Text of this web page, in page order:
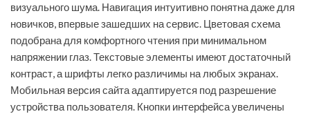
визуального шума. Навигация интуитивно понятна даже для
новичков, впервые зашедших на сервис. Цветовая схема
подобрана для комфортного чтения при минимальном
напряжении глаз. Текстовые элементы имеют достаточный
контраст, а шрифты легко различимы на любых экранах.
Мобильная версия сайта адаптируется под разрешение
устройства пользователя. Кнопки интерфейса увеличены